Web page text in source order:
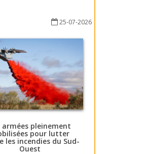
25-07-2026
armées pleinement
pour lutter
les incendies du Sud-
Ouest